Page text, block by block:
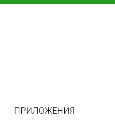
ПРИЛОЖЕНИЯ